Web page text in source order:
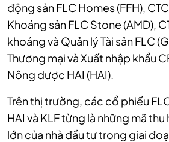
động sản FLC Homes (FFH),
Khoáng sản FLC Stone (AMD),
khoáng và Quản lý Tài sản FLC
Thương mại và Xuất nhập khẩu
Nông dược HAI (HAI).
Trên thị trường, các cổ phiếu
HAI và KLF từng là những mã
lớn của nhà đầu tư trong giai